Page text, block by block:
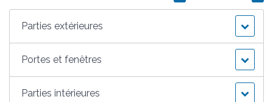
Parties extérieures
Portes et fenêtres
Parties intérieures